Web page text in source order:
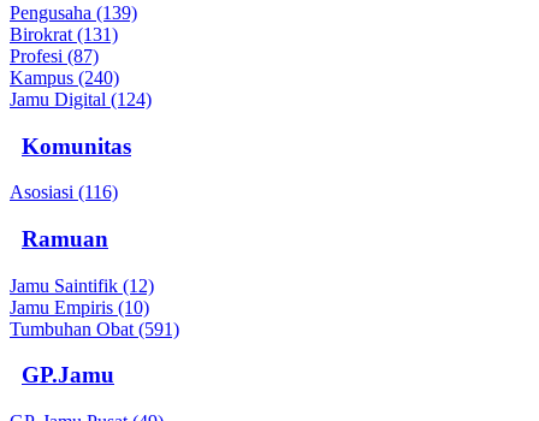
Pengusaha (139)
Birokrat (131)
Profesi (87)
Kampus (240)
Jamu Digital (124)
Komunitas
Asosiasi (116)
Ramuan
Jamu Saintifik (12)
Jamu Empiris (10)
Tumbuhan Obat (591)
GP.Jamu